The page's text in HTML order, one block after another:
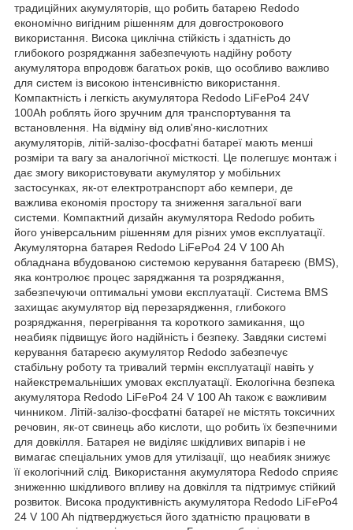
традиційних акумуляторів, що робить батарею Redodo
економічно вигідним рішенням для довгострокового
використання. Висока циклічна стійкість і здатність до
глибокого розряджання забезпечують надійну роботу
акумулятора впродовж багатьох років, що особливо важливо
для систем із високою інтенсивністю використання.
Компактність і легкість акумулятора Redodo LiFePo4 24V
100Ah роблять його зручним для транспортування та
встановлення. На відміну від олив'яно-кислотних
акумуляторів, літій-залізо-фосфатні батареї мають менші
розміри та вагу за аналогічної місткості. Це полегшує монтаж і
дає змогу використовувати акумулятор у мобільних
застосунках, як-от електротранспорт або кемпери, де
важлива економія простору та зниження загальної ваги
системи. Компактний дизайн акумулятора Redodo робить
його універсальним рішенням для різних умов експлуатації.
Акумуляторна батарея Redodo LiFePo4 24 V 100 Ah
обладнана вбудованою системою керування батареєю (BMS),
яка контролює процес заряджання та розряджання,
забезпечуючи оптимальні умови експлуатації. Система BMS
захищає акумулятор від перезарядження, глибокого
розряджання, перегрівання та короткого замикання, що
неабияк підвищує його надійність і безпеку. Завдяки системі
керування батареєю акумулятор Redodo забезпечує
стабільну роботу та тривалий термін експлуатації навіть у
найекстремальніших умовах експлуатації. Екологічна безпека
акумулятора Redodo LiFePo4 24 V 100 Ah також є важливим
чинником. Літій-залізо-фосфатні батареї не містять токсичних
речовин, як-от свинець або кислоти, що робить їх безпечними
для довкілля. Батарея не виділяє шкідливих випарів і не
вимагає спеціальних умов для утилізації, що неабияк знижує
її екологічний слід. Використання акумулятора Redodo сприяє
зниженню шкідливого впливу на довкілля та підтримує стійкий
розвиток. Висока продуктивність акумулятора Redodo LiFePo4
24 V 100 Ah підтверджується його здатністю працювати в